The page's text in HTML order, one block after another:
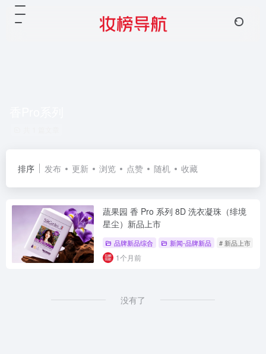
排序 发布 更新 浏览 点赞 随机 收藏
蔬果园 香 Pro 系列 8D 洗衣凝珠（绯境
星尘）新品上市
品牌新品综合 新闻-品牌新品 # 新品上市
1个月前
没有了